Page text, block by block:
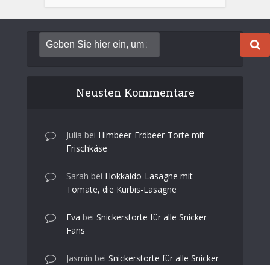
Neusten Kommentare
Julia bei Himbeer-Erdbeer-Torte mit
Frischkäse
Sarah bei Hokkaido-Lasagne mit
Tomate, die Kürbis-Lasagne
Eva bei Snickerstorte für alle Snicker
Fans
Jasmin bei Snickerstorte für alle Snicker